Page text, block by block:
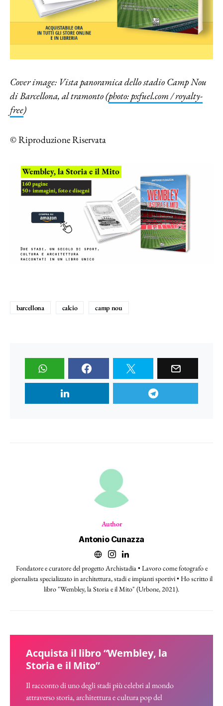
Cover image: Vista panoramica dello stadio Camp Nou
di Barcellona, al tramonto (photo: pxfuel.com / royalty-
free)
© Riproduzione Riservata
barcellona calcio camp nou
Author
Antonio Cunazza
Fondatore e curatore del progetto Archistadia • Lavoro come fotografo e
giornalista specializzato in architettura, stadi e impianti sportivi • Ho scritto il
libro "Wembley, la Storia e il Mito" (Urbone, 2021).
Acquista il libro “Wembley, la
Storia e il Mito”
Il racconto di uno degli stadi più celebri al mondo
attraverso storia, architettura e cultura pop del